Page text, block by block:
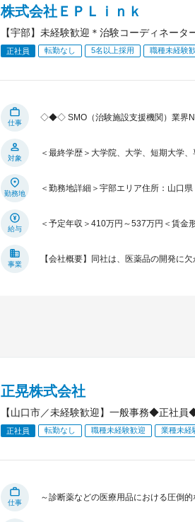
株式会社ＥＰＬｉｎｋ
【宇部】未経験歓迎＊治験コーディネー
正社員 転勤なし 5名以上採用 職種未経験
仕事
◇◆◇ SMO（治験施設支援機関）業界
対象
＜最終学歴＞大学院、大学、短期大学
勤務地
＜勤務地詳細＞宇部エリア住所：山口
給与
＜予定年収＞410万円～537万円＜賃金
事業
【会社概要】同社は、医薬品の開発に
正晃株式会社
【山口市／未経験歓迎】一般事務◆正社
正社員 転勤なし 職種未経験歓迎 業種未経
仕事
～診断薬などの医療用品における圧倒